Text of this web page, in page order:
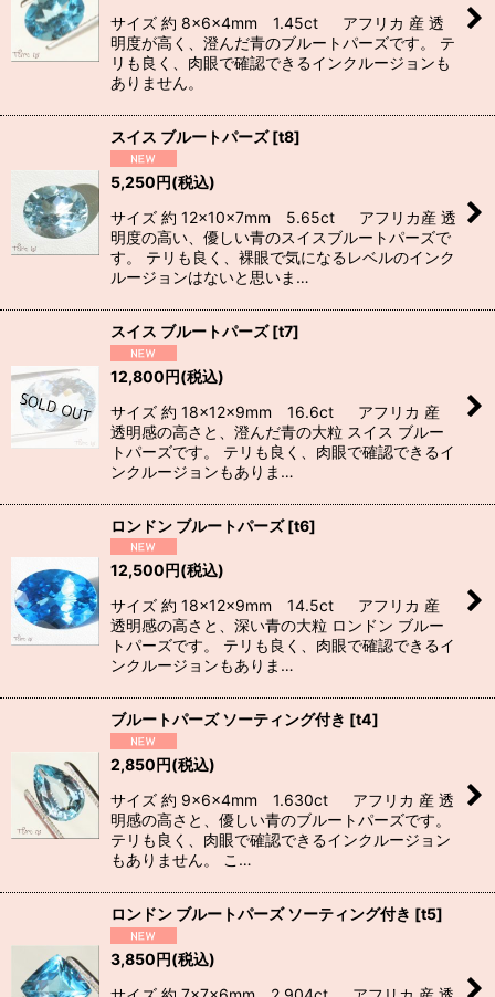
サイズ 約 8×6×4mm 1.45ct アフリカ 産 透
明度が高く、澄んだ青のブルートパーズです。 テ
リも良く、肉眼で確認できるインクルージョンも
ありません。
スイス ブルートパーズ [t8]
5,250円(税込)
サイズ 約 12×10×7mm 5.65ct アフリカ産 透
明度の高い、優しい青のスイスブルートパーズで
す。 テリも良く、裸眼で気になるレベルのインク
ルージョンはないと思いま…
スイス ブルートパーズ[t7]
12,800円(税込)
サイズ 約 18×12×9mm 16.6ct アフリカ 産
透明感の高さと、澄んだ青の大粒 スイス ブルー
トパーズです。 テリも良く、肉眼で確認できるイ
ンクルージョンもありま…
ロンドン ブルートパーズ[t6]
12,500 円(税込)
サイズ 約 18×12×9mm 14.5ct アフリカ 産
透明感の高さと、深い青の大粒 ロンドン ブルー
トパーズです。 テリも良く、肉眼で確認できるイ
ンクルージョンもありま…
ブルートパーズ ソーティング付き [t4]
2,850円(税込)
サイズ 約 9×6×4mm 1.630ct アフリカ 産 透
明感の高さと、優しい青のブルートパーズです。
テリも良く、肉眼で確認できるインクルージョン
もありません。 こ…
ロンドン ブルートパーズ ソーティング付き [t5]
3,850円(税込)